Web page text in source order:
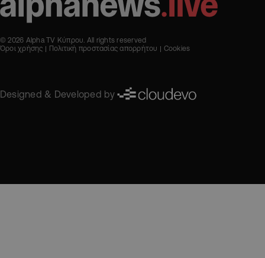
© 2026 Alpha TV Κύπρου. All rights reserved
Όροι χρήσης
Πολιτική προστασίας απορρήτου Cookies
Designed & Developed by